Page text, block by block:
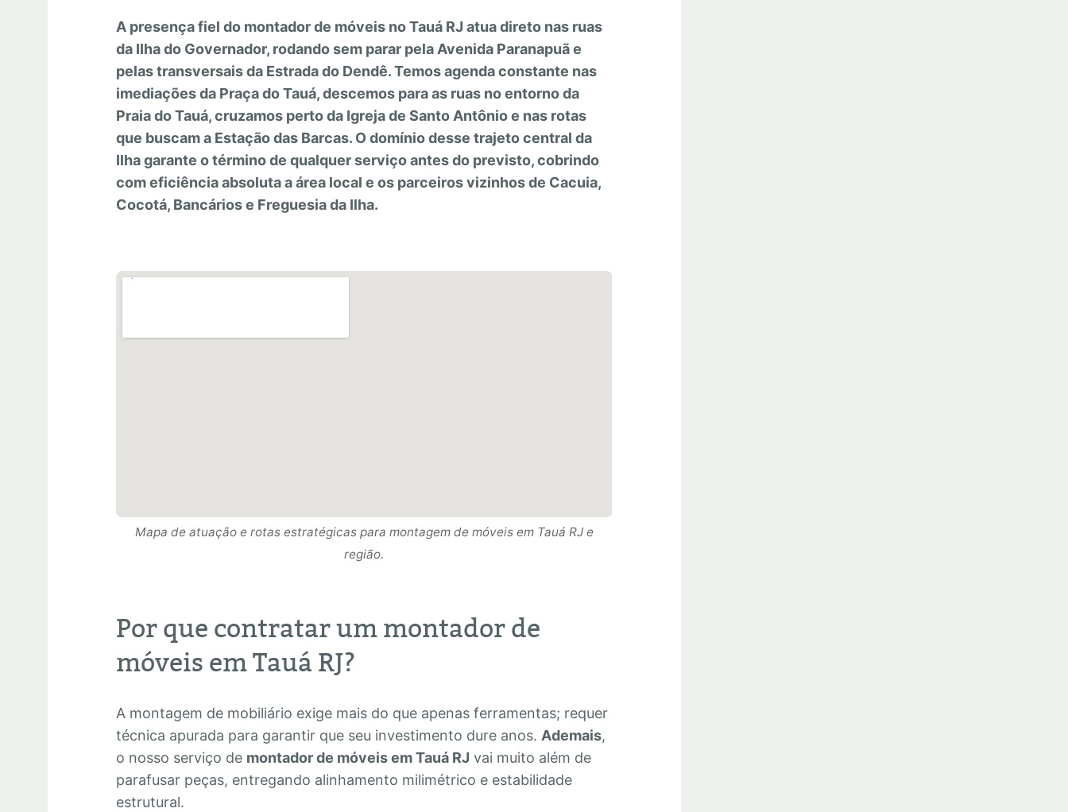
A presença fiel do montador de móveis no Tauá RJ atua direto nas ruas
da Ilha do Governador, rodando sem parar pela Avenida Paranapuã e
pelas transversais da Estrada do Dendê. Temos agenda constante nas
imediações da Praça do Tauá, descemos para as ruas no entorno da
Praia do Tauá, cruzamos perto da Igreja de Santo Antônio e nas rotas
que buscam a Estação das Barcas. O domínio desse trajeto central da
Ilha garante o término de qualquer serviço antes do previsto, cobrindo
com eficiência absoluta a área local e os parceiros vizinhos de Cacuia,
Cocotá, Bancários e Freguesia da Ilha.
Mapa de atuação e rotas estratégicas para montagem de móveis em Tauá RJ e
Mapa de atuação e rotas estratégicas para montagem de móveis em Tauá RJ RJ e
Mapa de atuação e rotas estratégicas para montagem de móveis em Tauá RJ e
região.
Por que contratar um montador de
móveis em Tauá RJ?
A montagem de mobiliário exige mais do que apenas ferramentas; requer
técnica apurada para garantir que seu investimento dure anos.Ademais,
o nosso serviço de montador de móveis em Tauá RJ vai muito além de
parafusar peças, entregando alinhamento milimétrico e estabilidade
estrutural.